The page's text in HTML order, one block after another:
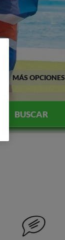
BUSCAR
MÁS OPCIONES